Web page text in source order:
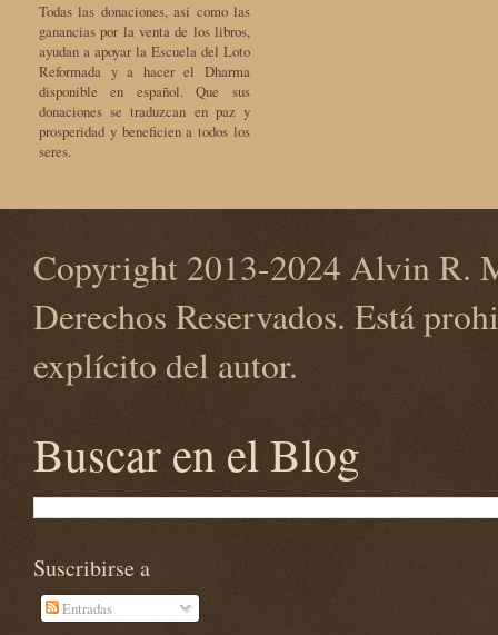
Todas las donaciones, así como las
ganancias por la venta de los libros,
ayudan a apoyar la Escuela del Loto
Reformada y a hacer el Dharma
disponible en español. Que sus
donaciones se traduzcan en paz y
prosperidad y beneficien a todos los
seres.
Copyright 2013-2024 Alvin R.
Derechos Reservados. Está
explícito del autor.
Buscar en el Blog
Suscribirse a
Entradas